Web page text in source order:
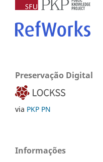
Preservação Digital
via PKP PN
Informações